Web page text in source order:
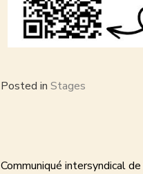
Posted in Stages
Communiqué intersyndical